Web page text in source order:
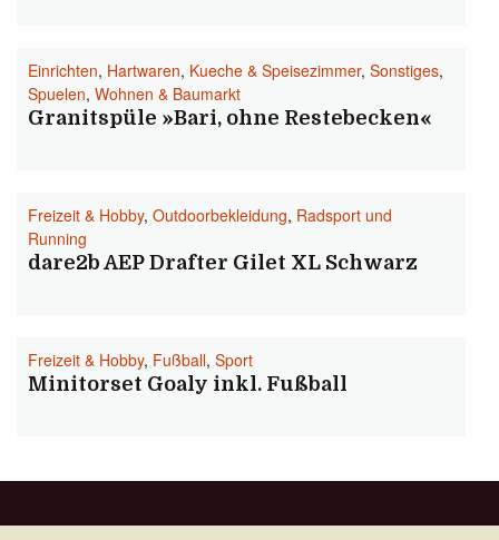
Einrichten, Hartwaren, Kueche & Speisezimmer, Sonstiges,
Spuelen, Wohnen & Baumarkt
Granitspüle »Bari, ohne Restebecken«
Freizeit & Hobby, Outdoorbekleidung, Radsport und
Running
dare2b AEP Drafter Gilet XL Schwarz
Freizeit & Hobby, Fußball, Sport
Minitorset Goaly inkl. Fußball